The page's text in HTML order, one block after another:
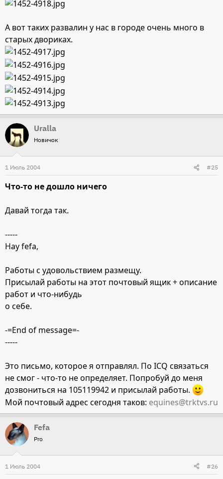
А вот таких развалин у нас в городе очень много в
старых двориках.
Uralla
Новичок
1 Июль 2004 #25
Что-то не дошло ничего
Давай тогда так.
-----
Hay fefa,
Работы с удовольствием размещу.
Присылай работы на этот почтовый ящик + описание
работ и что-нибудь
о себе.
-=End of message=-
-----
Это письмо, которое я отправлял. По ICQ связаться
не смог - что-то не определяет. Попробуй до меня
дозвониться на 105119942 и присылай работы.
Мой почтовый адрес сегодня таков: equines@trktvs.ru
Fefa
Pro
1 Июль 2004 #26